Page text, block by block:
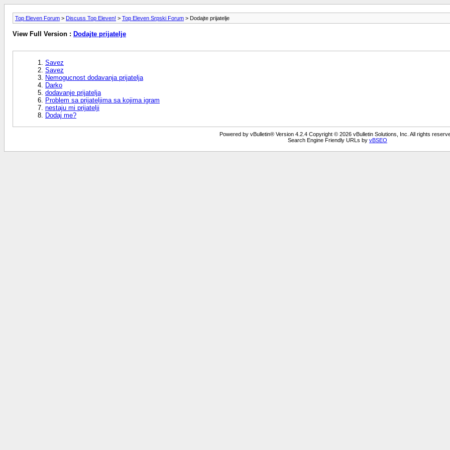
Top Eleven Forum > Discuss Top Eleven! > Top Eleven Srpski Forum > Dodajte prijatelje
View Full Version : Dodajte prijatelje
Savez
Savez
Nemogucnost dodavanja prijatelja
Darko
dodavanje prijatelja
Problem sa prijateljima sa kojima igram
nestaju mi prijatelji
Dodaj me?
Powered by vBulletin® Version 4.2.4 Copyright © 2026 vBulletin Solutions, Inc. All rights
Search Engine Friendly URLs by vBSEO